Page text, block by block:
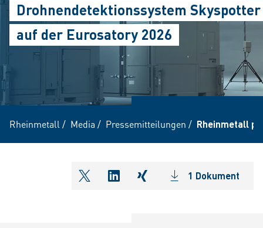
Drohnendetektionssystem Skyspotter
auf der Eurosatory 2026
Rheinmetall / Media / Pressemitteilungen / Rheinmetall
shareOntwitter
shareOnlinkedIn
shareOnxing1 Dokument